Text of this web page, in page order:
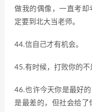
做我的偶像，一直考
定要到北大当老师。
44.信自己才有机会。
45.有时候，打败你的不
46.也许今天你是最好
是最差的，但社会给